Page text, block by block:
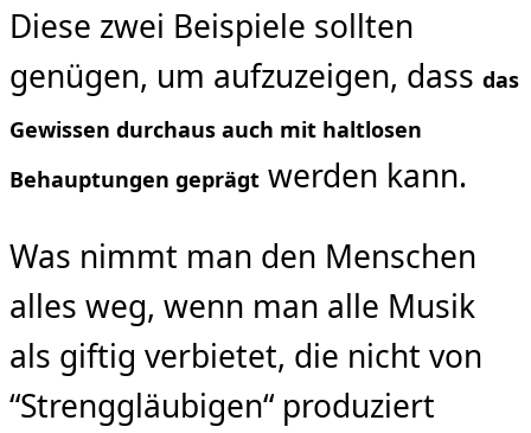
Diese zwei Beispiele sollten
genügen, um aufzuzeigen, dass das
Gewissen durchaus auch mit haltlosen
Behauptungen geprägt werden kann.
Was nimmt man den Menschen
alles weg, wenn man alle Musik
als giftig verbietet, die nicht von
“Strenggläubigen“ produziert